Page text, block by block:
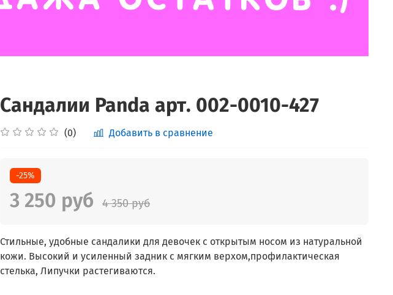
Сандалии Panda арт. 002-0010-427
(0) Добавить в сравнение
-25%
3 250 руб 4 350 руб
Стильные, удобные сандалики для девочек с открытым носом из натуральной
кожи. Высокий и усиленный задник с мягким верхом,профилактическая
стелька, Липучки растегиваются.